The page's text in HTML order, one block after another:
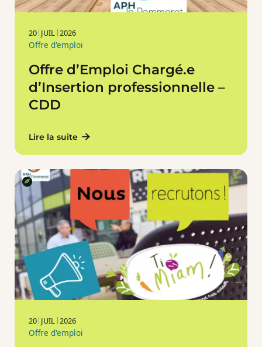
20 JUIL 2026
Offre d'emploi
Offre d’Emploi Chargé.e
d’Insertion professionnelle –
CDD
Lire la suite
20 JUIL 2026
Offre d'emploi